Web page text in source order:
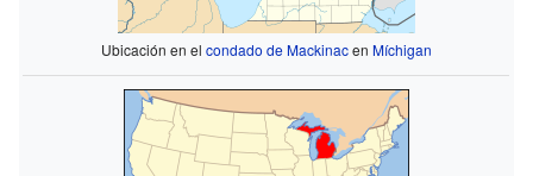
Ubicación en el condado de Mackinacen Míchigan